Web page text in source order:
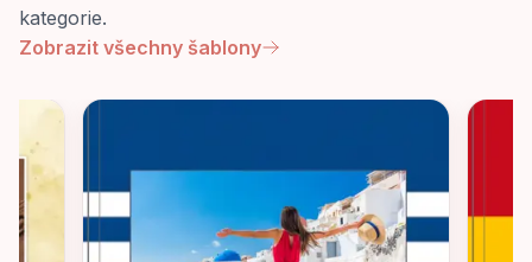
kategorie.
Zobrazit všechny šablony